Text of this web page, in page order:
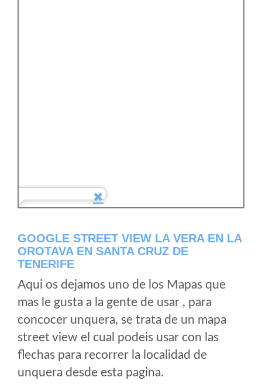
GOOGLE STREET VIEW LA VERA EN LA
OROTAVA EN SANTA CRUZ DE
TENERIFE
Aqui os dejamos uno de los Mapas que
mas le gusta a la gente de usar , para
concocer unquera, se trata de un mapa
street view el cual podeis usar con las
flechas para recorrer la localidad de
unquera desde esta pagina.